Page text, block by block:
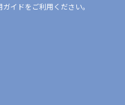
イドをご利用ください。